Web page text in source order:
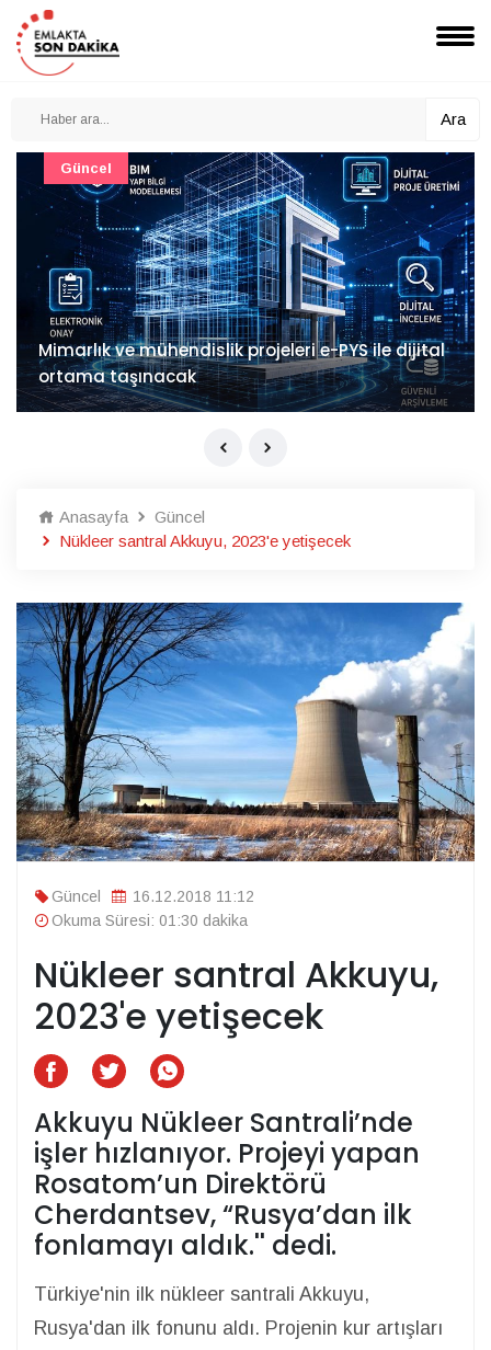
Ara
Mimarlık ve mühendislik projeleri e-PYS ile dijital
ortama taşınacak
Güncel
Anasayfa
Güncel
Nükleer santral Akkuyu, 2023'e yetişecek
Güncel
16.12.2018 11:12
Okuma Süresi: 01:30 dakika
Nükleer santral Akkuyu,
2023'e yetişecek
Akkuyu Nükleer Santrali’nde
işler hızlanıyor. Projeyi yapan
Rosatom’un Direktörü
Cherdantsev, “Rusya’dan ilk
fonlamayı aldık.'' dedi.
Türkiye'nin ilk nükleer santrali Akkuyu,
Rusya'dan ilk fonunu aldı. Projenin kur artışları